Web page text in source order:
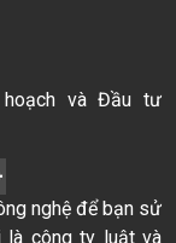
hoạch và Đầu tư
nghệ để bạn sử
là công ty luật và